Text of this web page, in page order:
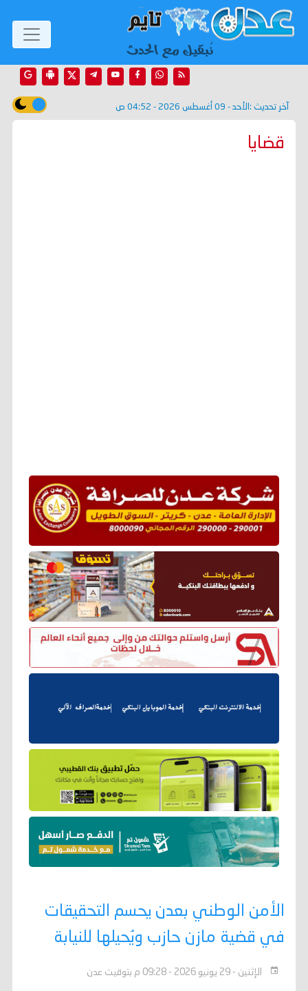
آخر تحديث : الأحد - 09 أغسطس 2026 - 04:52 ص
قضايا
الأمن الوطني بعدن يحسم التحقيقات
في قضية مازن حازب ويُحيلها للنيابة
الإثنين - 29 يونيو 2026 - 09:28 م بتوقيت عدن